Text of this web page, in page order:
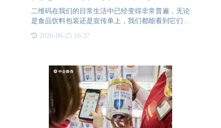
二维码在我们的日常生活中已经变得非常普遍，无论
是食品饮料包装还是宣传单上，我们都能看到它们的
身影。当我们扫描二维码时，无论扫描多少次或将其
拍照转发给他人，二维码显示的内容通常都是固定
2026-06-25 16:37